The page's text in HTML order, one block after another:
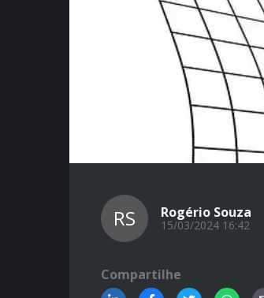
RS Rogério Souza
15/03/2024 16:42
Compartilhe